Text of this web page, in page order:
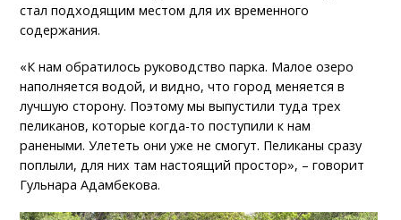
стал подходящим местом для их временного
содержания.
«К нам обратилось руководство парка. Малое озеро
наполняется водой, и видно, что город меняется в
лучшую сторону. Поэтому мы выпустили туда трех
пеликанов, которые когда-то поступили к нам
ранеными. Улететь они уже не смогут. Пеликаны сразу
поплыли, для них там настоящий простор», – говорит
Гульнара Адамбекова.